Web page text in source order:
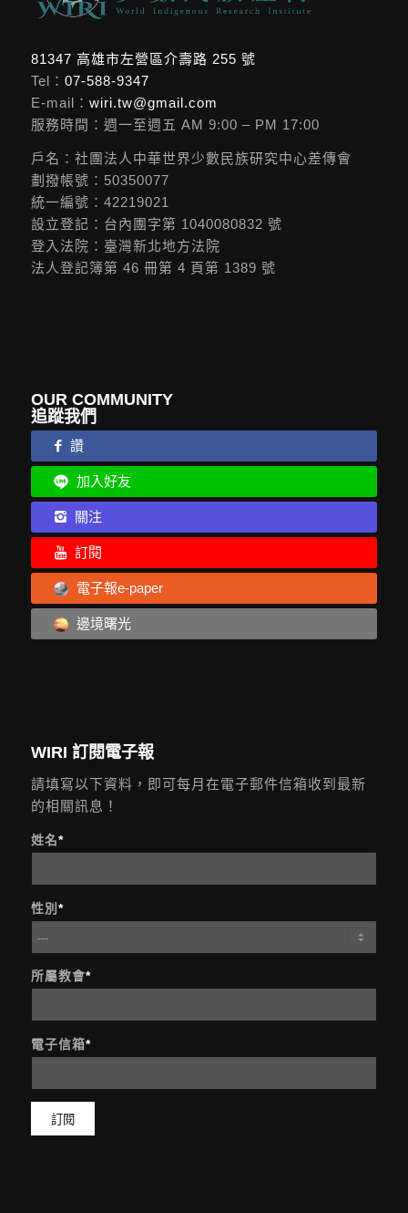
81347 高雄市左營區介壽路 255 號
Tel： 07-588-9347
E-mail： wiri.tw@gmail.com
服務時間：週一至週五 AM 9:00 – PM 17:00
戶名：社團法人中華世界少數民族研究中心差傳會
劃撥帳號：50350077
統一編號：42219021
設立登記：台內團字第 1040080832 號
登入法院：臺灣新北地方法院
法人登記簿第 46 冊第 4 頁第 1389 號
OUR COMMUNITY
追蹤我們
讚
加入好友
關注
訂閱
電子報e-paper
邊境曙光
WIRI 訂閱電子報
請填寫以下資料，即可每月在電子郵件信箱收到最新
的相關訊息！
姓名*
性別 *
所屬教會*
電子信箱*